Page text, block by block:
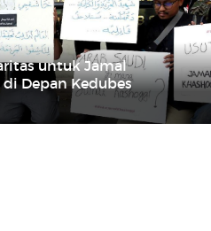
untuk Jamal
Depan Kedubes